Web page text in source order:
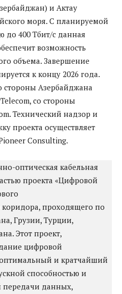
и Актау
моря. С планируемой
до 400 Тбит/с данная
возможность
объема. Завершение
к концу 2026 года.
стороны Азербайджана
со стороны
Технический надзор и
проекта осуществляет
Consulting.
оптическая кабельная
проекта «Цифровой
проходящего по
Грузии, Турции,
Этот проект,
цифровой
и кратчайший
способностью и
данных,